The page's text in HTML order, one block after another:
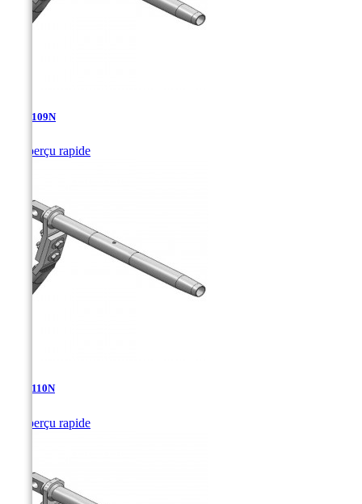
TDA-109N
Aperçu rapide
TDA-110N
Aperçu rapide